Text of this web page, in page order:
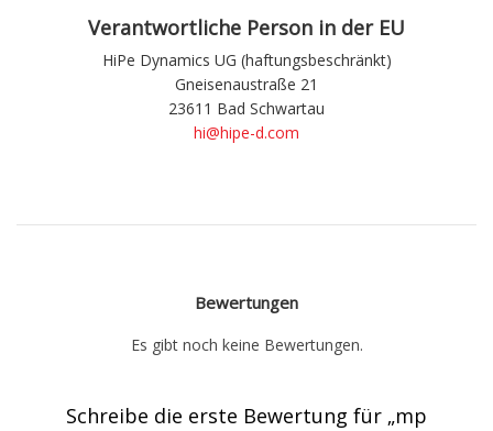
Verantwortliche Person in der EU
HiPe Dynamics UG (haftungsbeschränkt)
Gneisenaustraße 21
23611 Bad Schwartau
hi@hipe-d.com
Bewertungen
Es gibt noch keine Bewertungen.
Schreibe die erste Bewertung für „mp